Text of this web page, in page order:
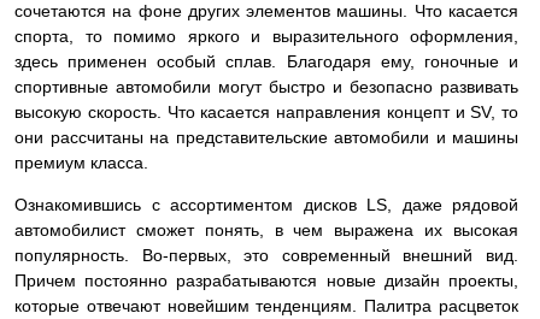
сочетаются на фоне других элементов машины. Что касается
спорта, то помимо яркого и выразительного оформления,
здесь применен особый сплав. Благодаря ему, гоночные и
спортивные автомобили могут быстро и безопасно развивать
высокую скорость. Что касается направления концепт и SV, то
они рассчитаны на представительские автомобили и машины
премиум класса.
Ознакомившись с ассортиментом дисков LS, даже рядовой
автомобилист сможет понять, в чем выражена их высокая
популярность. Во-первых, это современный внешний вид.
Причем постоянно разрабатываются новые дизайн проекты,
которые отвечают новейшим тенденциям. Палитра расцветок